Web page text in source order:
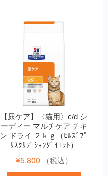
【尿ケア】〈猫用〉c/d シ
ーディー マルチケア チキ
ン ドライ ２ｋｇ（ﾋﾙｽﾞﾌﾟ
ﾘｽｸﾘﾌﾟｼｮﾝﾀﾞｲｴｯﾄ）
¥5,800 （税込）